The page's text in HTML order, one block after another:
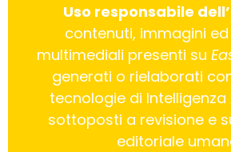
Uso responsabile
contenuti, immagini
multimediali presenti su
generati o rielaborati
tecnologie di
sottoposti a revisione e
editoriale